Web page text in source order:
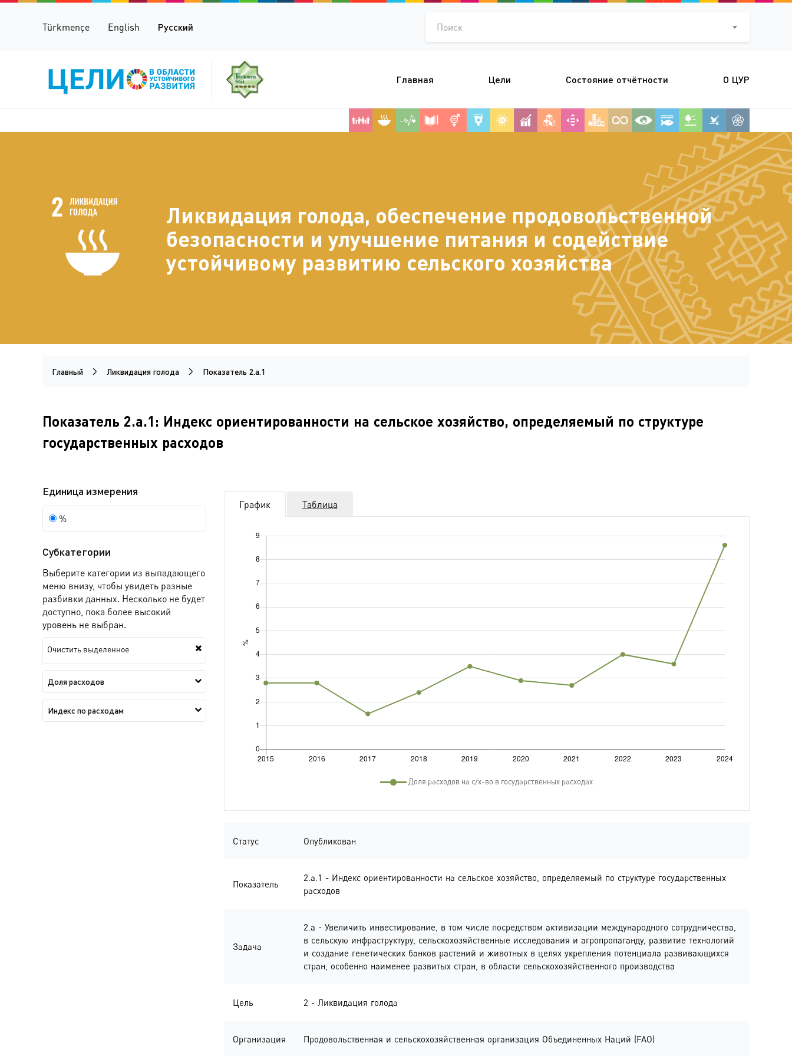
Türkmençe English Русский Поиск
Главная Цели Состояние отчётности О ЦУР
Ликвидация голода, обеспечение продовольственной
безопасности и улучшение питания и содействие
устойчивому развитию сельского хозяйства
Главный Ликвидация голода Показатель 2.a.1
Показатель 2.a.1: Индекс ориентированности на сельское хозяйство, определяемый по структуре
государственных расходов
Статус Опубликован
Показатель
2.a.1 - Индекс ориентированности на сельское хозяйство, определяемый по структуре государственных
расходов
Задача
2.a - Увеличить инвестирование, в том числе посредством активизации международного сотрудничества,
в сельскую инфраструктуру, сельскохозяйственные исследования и агропропаганду, развитие технологий
и создание генетических банков растений и животных в целях укрепления потенциала развивающихся
стран, особенно наименее развитых стран, в области сельскохозяйственного производства
Цель 2 - Ликвидация голода
Организация Продовольственная и сельскохозяйственная организация Объединенных Наций (FAO)